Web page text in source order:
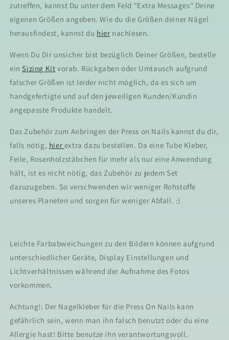
zutreffen, kannst Du unter dem Feld "Extra Messages" Deine
eigenen Größen angeben. Wie du die Größen deiner Nägel
herausfindest, kannst du hier nachlesen.
Wenn Du Dir unsicher bist bezüglich Deiner Größen, bestelle
ein Sizing Kit vorab. Rückgaben oder Umtausch aufgrund
falscher Größen ist leider nicht möglich, da es sich um
handgefertigte und auf den jeweiligen Kunden/Kundin
angepasste Produkte handelt.
Das Zubehör zum Anbringen der Press on Nails kannst du dir,
falls nötig, hier extra dazu bestellen. Da eine Tube Kleber,
Feile, Rosenholzstäbchen für mehr als nur eine Anwendung
hält, ist es nicht nötig, das Zubehör zu jedem Set
dazuzugeben. So verschwenden wir weniger Rohstoffe
unseres Planeten und sorgen für weniger Abfall. :)
Leichte Farbabweichungen zu den Bildern können aufgrund
unterschiedlicher Geräte, Display Einstellungen und
Lichtverhältnissen während der Aufnahme des Fotos
vorkommen.
Achtung!: Der Nagelkleber für die Press On Nails kann
gefährlich sein, wenn man ihn falsch benutzt oder du eine
Allergie hast! Bitte benutze ihn verantwortungsvoll.